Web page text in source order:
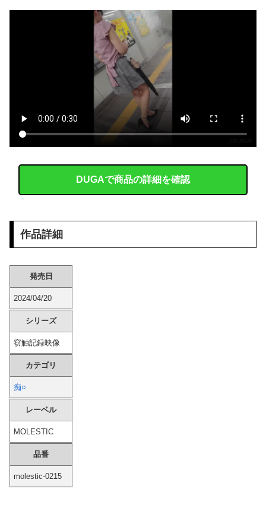
『太閤立志伝V』って知面白いの？
中国が対米ドローン規制強化して世界が騒然！←「事実上の禁輸措置か？」（海外の反応）
【肥満】 103キロで彼氏にフラれた女の末路が悲惨すぎるｗｗｗｗ
【画像】 セクシー女優・三浦恵理子、全裸ナマ乳がHすぎる
サッカーの選手に落雷、帰らぬ人となる
【朗報】 秋田にアラブが2兆円の投資決定ｗｗｗ
【速報】 イオンモール熊本の爆発原因が判明！！！！
【悲報】 味噌ラーメンで行列、出来ない
AVって中出ししまくってるけど
DUGAで商品の詳細を確認
作品詳細
発売日
2024/04/20
シリーズ
窃触記録映像
カテゴリ
痴○
レーベル
MOLESTIC
品番
molestic-0215